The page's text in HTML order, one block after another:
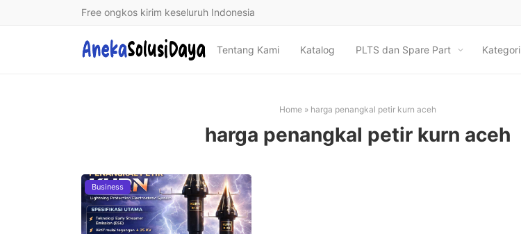
Free ongkos kirim keseluruh Indonesia
Tentang Kami Katalog PLTS dan Spare Part Kategori
Home» harga penangkal petir kurn aceh
harga penangkal petir kurn aceh
Business